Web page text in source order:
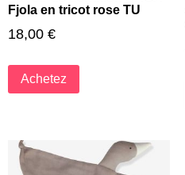
Fjola en tricot rose TU
18,00 €
Achetez